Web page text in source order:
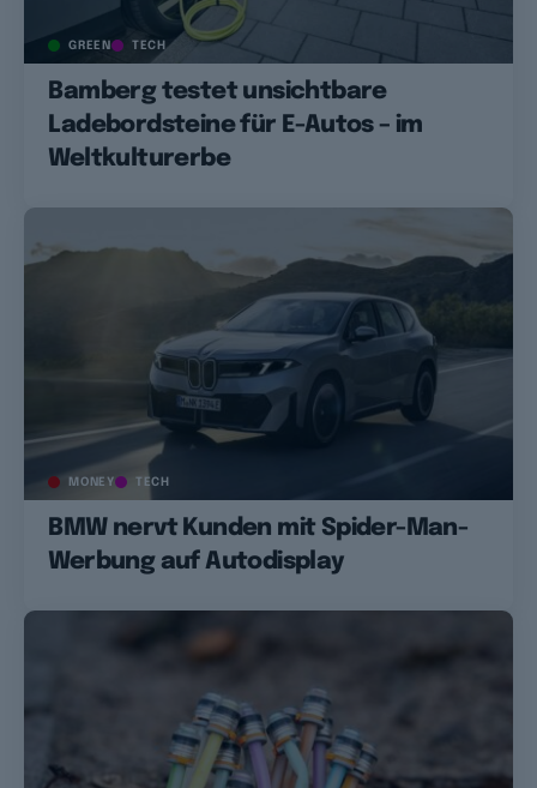
GREEN TECH
Bamberg testet unsichtbare
Ladebordsteine für E-Autos – im
Weltkulturerbe
MONEY TECH
BMW nervt Kunden mit Spider-Man-
Werbung auf Autodisplay